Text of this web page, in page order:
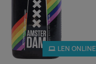
LEN ONLINE